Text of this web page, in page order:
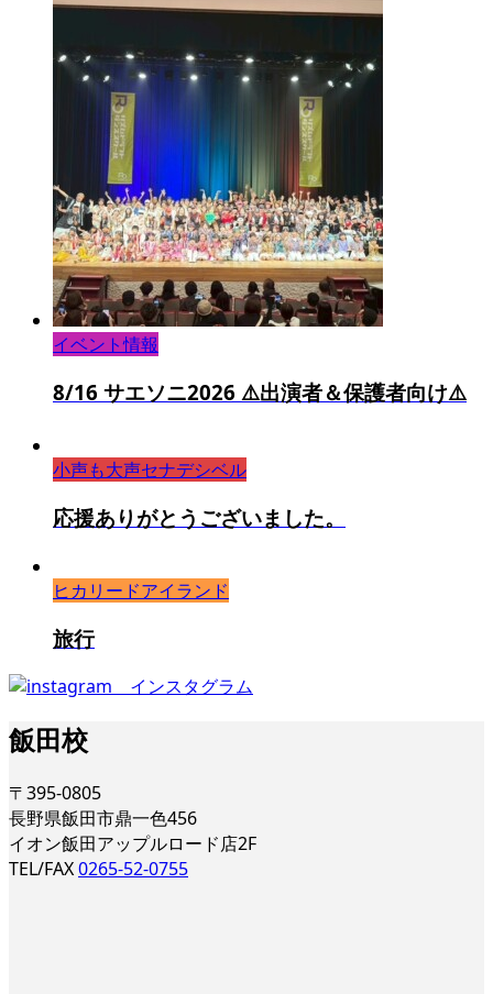
イベント情報
8/16 サエソニ2026 ⚠️出演者＆保護者向け⚠️
小声も大声セナデシベル
応援ありがとうございました。
ヒカリードアイランド
旅行
飯田校
〒395-0805
長野県飯田市鼎一色456
イオン飯田アップルロード店2F
TEL/FAX0265-52-0755